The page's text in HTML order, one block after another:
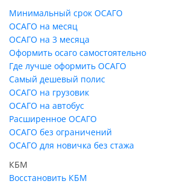
Минимальный срок ОСАГО
ОСАГО на месяц
ОСАГО на 3 месяца
Оформить осаго самостоятельно
Где лучше оформить ОСАГО
Самый дешевый полис
ОСАГО на грузовик
ОСАГО на автобус
Расширенное ОСАГО
ОСАГО без ограничений
ОСАГО для новичка без стажа
КБМ
Восстановить КБМ